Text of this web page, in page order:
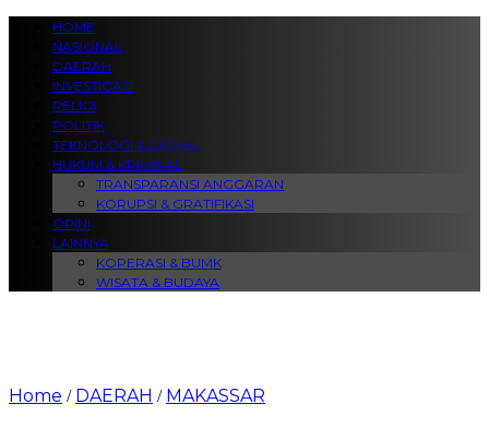
HOME
NASIONAL
DAERAH
INVESTIGASI
RELIGI
POLITIK
TEKNOLOGI & DIGITAL
HUKUM & KRIMINAL
TRANSPARANSI ANGGARAN
KORUPSI & GRATIFIKASI
OPINI
LAINNYA
KOPERASI & BUMK
WISATA & BUDAYA
Home / DAERAH / MAKASSAR